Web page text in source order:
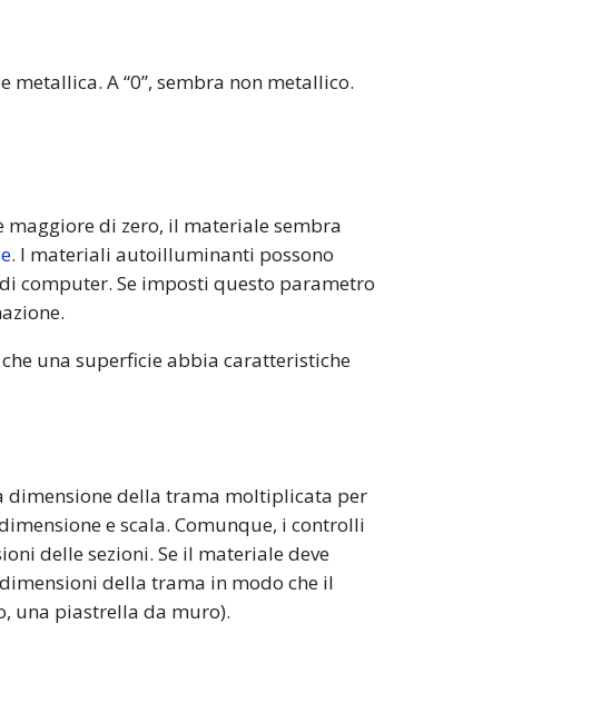
A “0”, sembra non metallico.
di zero, il materiale sembra
. I materiali autoilluminanti possono
computer. Se imposti questo parametro
una superficie abbia caratteristiche
dimensione della trama moltiplicata per
e scala. Comunque, i controlli
delle sezioni. Se il materiale deve
della trama in modo che il
una piastrella da muro).